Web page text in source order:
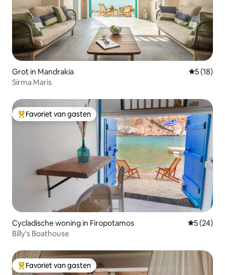
Grot in Mandrakia
5 (18)
Sirma Maris
Topfavoriet van gasten
Favoriet van gasten
Cycladische woning in Firopotamos
5 (24)
Billy's Boathouse
Topfavoriet van gasten
Favoriet van gasten